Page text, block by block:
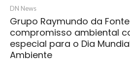
DN News
Grupo Raymundo da
compromisso ambiental
especial para o Dia
Ambiente